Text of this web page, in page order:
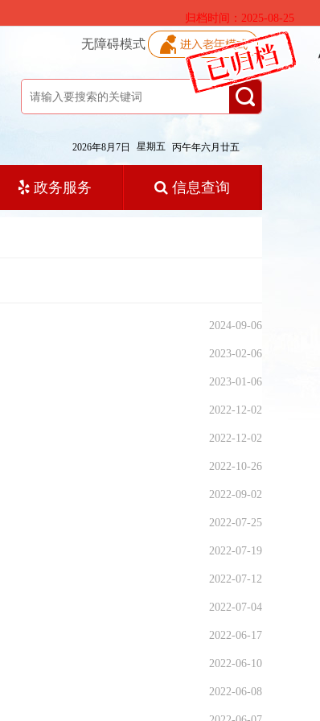
归档时间：2025-08-25
无障碍模式
2026年8月7日 星期五 丙午年六月廿五
政务服务 信息查询
2024-09-06
2023-02-06
2023-01-06
2022-12-02
2022-12-02
2022-10-26
2022-09-02
2022-07-25
2022-07-19
2022-07-12
2022-07-04
2022-06-17
2022-06-10
2022-06-08